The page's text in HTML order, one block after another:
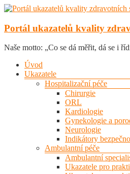
Skip
content
Portál ukazatelů kvality
Naše motto: „Co se dá měřit, dá se i
Menu
Úvod
Ukazatele
Hospitalizační péče
Chirurgie
ORL
Kardiologie
Gynekologie a
Neurologie
Indikátory
Ambulantní péče
Ambulantní
Ukazatele pro